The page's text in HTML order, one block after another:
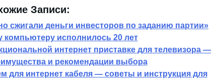
Записи:
сжигали деньги инвесторов по заданию партии»
компьютеру исполнилось 20 лет
интернет приставке для телевизора —
и рекомендации выбора
для интернет кабеля — советы и инструкция для